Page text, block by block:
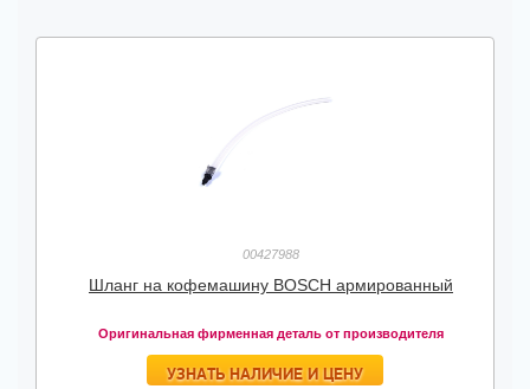
00427988
Шланг на кофемашину BOSCH армированный
Оригинальная фирменная деталь от производителя
УЗНАТЬ НАЛИЧИЕ И ЦЕНУ